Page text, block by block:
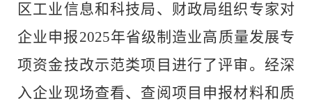
区工业信息和科技局、财政局组织专家对
企业申报2025年省级制造业高质量发展专
项资金技改示范类项目 进行了评审。 经深
入企业现场查看、查阅项目申报材料和质